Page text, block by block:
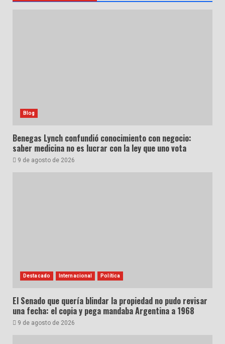
Blog
Benegas Lynch confundió conocimiento con negocio:
saber medicina no es lucrar con la ley que uno vota
9 de agosto de 2026
Destacado Internacional Política
El Senado que quería blindar la propiedad no pudo revisar
una fecha: el copia y pega mandaba Argentina a 1968
9 de agosto de 2026